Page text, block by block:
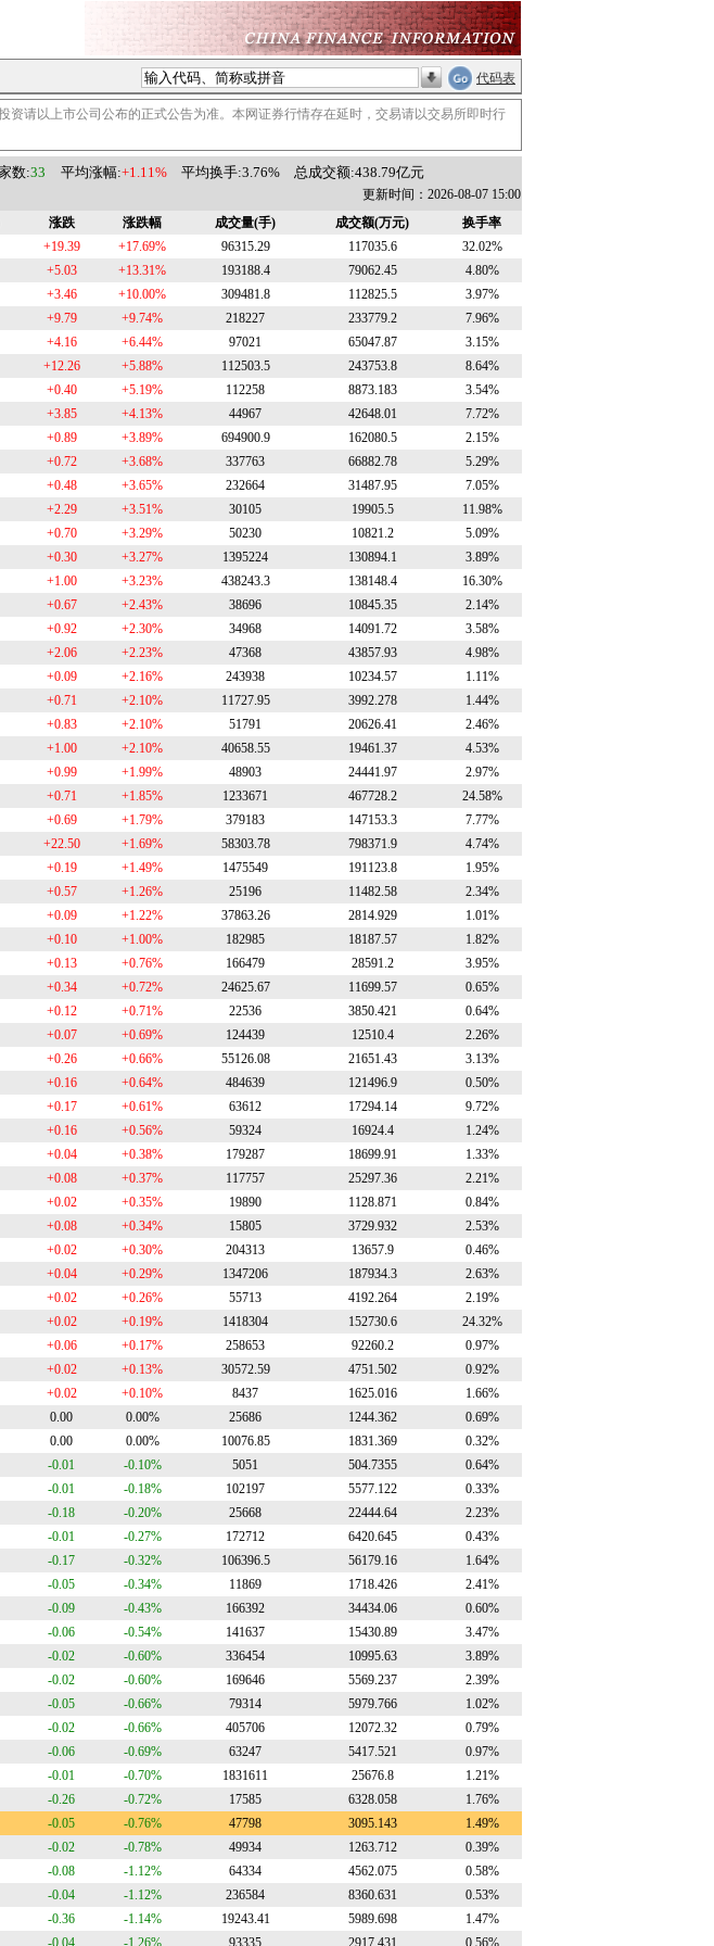
代码表
请以上市公司公布的正式公告为准。本网证券行情存在延时，交易请以交易所即时行
数:33 平均涨幅:+1.11% 平均换手:3.76% 总成交额:438.79亿元
更新时间：2026-08-07 15:00
涨跌 涨跌幅 成交量(手) 成交额(万元)
换手率
+19.39 +17.69% 96315.29 117035.6
32.02%
+5.03 +13.31% 193188.4 79062.45
4.80%
+3.46 +10.00% 309481.8 112825.5
3.97%
+9.79 +9.74% 218227 233779.2
7.96%
+4.16 +6.44% 97021 65047.87
3.15%
+12.26 +5.88% 112503.5 243753.8
8.64%
+0.40 +5.19% 112258 8873.183
3.54%
+3.85 +4.13% 44967 42648.01
7.72%
+0.89 +3.89% 694900.9 162080.5
2.15%
+0.72 +3.68% 337763 66882.78
5.29%
+0.48 +3.65% 232664 31487.95
7.05%
+2.29 +3.51% 30105 19905.5
11.98%
+0.70 +3.29% 50230 10821.2
5.09%
+0.30 +3.27% 1395224 130894.1
3.89%
+1.00 +3.23% 438243.3 138148.4
16.30%
+0.67 +2.43% 38696 10845.35
2.14%
+0.92 +2.30% 34968 14091.72
3.58%
+2.06 +2.23% 47368 43857.93
4.98%
+0.09 +2.16% 243938 10234.57
1.11%
+0.71 +2.10% 11727.95 3992.278
1.44%
+0.83 +2.10% 51791 20626.41
2.46%
+1.00 +2.10% 40658.55 19461.37
4.53%
+0.99 +1.99% 48903 24441.97
2.97%
+0.71 +1.85% 1233671 467728.2
24.58%
+0.69 +1.79% 379183 147153.3
7.77%
+22.50 +1.69% 58303.78 798371.9
4.74%
+0.19 +1.49% 1475549 191123.8
1.95%
+0.57 +1.26% 25196 11482.58
2.34%
+0.09 +1.22% 37863.26 2814.929
1.01%
+0.10 +1.00% 182985 18187.57
1.82%
+0.13 +0.76% 166479 28591.2
3.95%
+0.34 +0.72% 24625.67 11699.57
0.65%
+0.12 +0.71% 22536 3850.421
0.64%
+0.07 +0.69% 124439 12510.4
2.26%
+0.26 +0.66% 55126.08 21651.43
3.13%
+0.16 +0.64% 484639 121496.9
0.50%
+0.17 +0.61% 63612 17294.14
9.72%
+0.16 +0.56% 59324 16924.4
1.24%
+0.04 +0.38% 179287 18699.91
1.33%
+0.08 +0.37% 117757 25297.36
2.21%
+0.02 +0.35% 19890 1128.871
0.84%
+0.08 +0.34% 15805 3729.932
2.53%
+0.02 +0.30% 204313 13657.9
0.46%
+0.04 +0.29% 1347206 187934.3
2.63%
+0.02 +0.26% 55713 4192.264
2.19%
+0.02 +0.19% 1418304 152730.6
24.32%
+0.06 +0.17% 258653 92260.2
0.97%
+0.02 +0.13% 30572.59 4751.502
0.92%
+0.02 +0.10% 8437 1625.016
1.66%
0.00 0.00% 25686 1244.362
0.69%
0.00 0.00% 10076.85 1831.369
0.32%
-0.01 -0.10% 5051 504.7355
0.64%
-0.01 -0.18% 102197 5577.122
0.33%
-0.18 -0.20% 25668 22444.64
2.23%
-0.01 -0.27% 172712 6420.645
0.43%
-0.17 -0.32% 106396.5 56179.16
1.64%
-0.05 -0.34% 11869 1718.426
2.41%
-0.09 -0.43% 166392 34434.06
0.60%
-0.06 -0.54% 141637 15430.89
3.47%
-0.02 -0.60% 336454 10995.63
3.89%
-0.02 -0.60% 169646 5569.237
2.39%
-0.05 -0.66% 79314 5979.766
1.02%
-0.02 -0.66% 405706 12072.32
0.79%
-0.06 -0.69% 63247 5417.521
0.97%
-0.01 -0.70% 1831611 25676.8
1.21%
-0.26 -0.72% 17585 6328.058
1.76%
-0.05 -0.76% 47798 3095.143
1.49%
-0.02 -0.78% 49934 1263.712
0.39%
-0.08 -1.12% 64334 4562.075
0.58%
-0.04 -1.12% 236584 8360.631
0.53%
-0.36 -1.14% 19243.41 5989.698
1.47%
-0.04 -1.26% 93335 2917.431 0.56%